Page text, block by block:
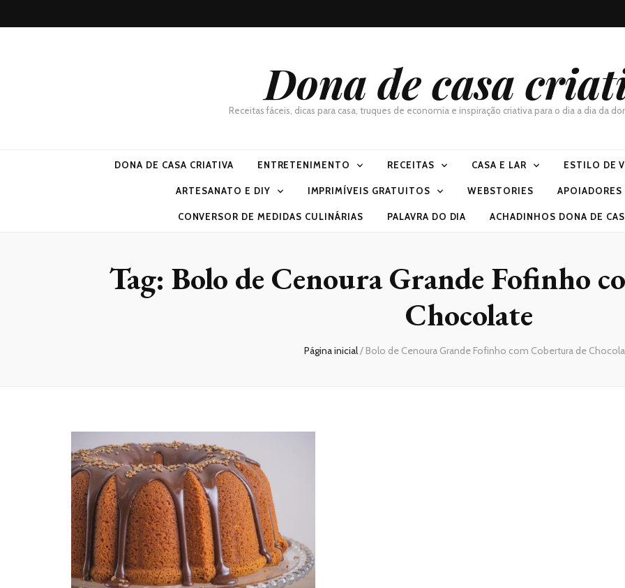
Dona de casa
Receitas fáceis, dicas para casa, truques de economia e inspiração criativa para o dia a dia da
DONA DE CASA CRIATIVA ENTRETENIMENTO RECEITAS CASA E LAR ESTILO DE
ARTESANATO E DIY IMPRIMÍVEIS GRATUITOS WEBSTORIES APOIADORES
CONVERSOR DE MEDIDAS CULINÁRIAS PALAVRA DO DIA ACHADINHOS DONA DE
Tag: Bolo de Cenoura Grande Fofinho
Chocolate
Página inicial/ Bolo de Cenoura Grande Fofinho com Cobertura de